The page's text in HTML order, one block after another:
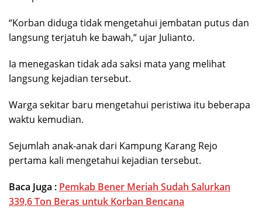
“Korban diduga tidak mengetahui jembatan putus dan
langsung terjatuh ke bawah,” ujar Julianto.
Ia menegaskan tidak ada saksi mata yang melihat
langsung kejadian tersebut.
Warga sekitar baru mengetahui peristiwa itu beberapa
waktu kemudian.
Sejumlah anak-anak dari Kampung Karang Rejo
pertama kali mengetahui kejadian tersebut.
Baca Juga : Pemkab Bener Meriah Sudah Salurkan
339,6 Ton Beras untuk Korban Bencana